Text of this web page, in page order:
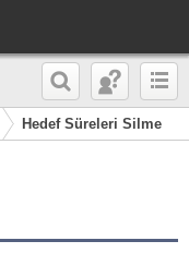
Hedef Süreleri Silme